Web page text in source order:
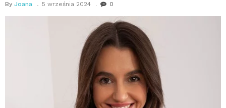
By Joana 5 września 2024 0